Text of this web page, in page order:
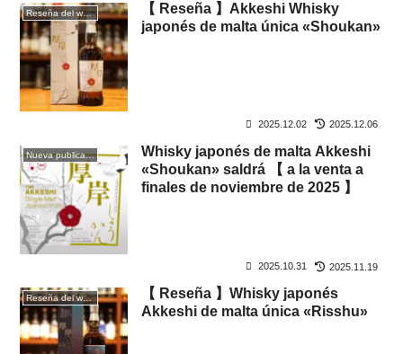
Reseña del whisky
【 Reseña 】Akkeshi Whisky
japonés de malta única «Shoukan»
2025.12.02 2025.12.06
Nueva publicación
Whisky japonés de malta Akkeshi
«Shoukan» saldrá 【 a la venta a
finales de noviembre de 2025 】
2025.10.31 2025.11.19
Reseña del whisky
【 Reseña 】Whisky japonés
Akkeshi de malta única «Risshu»